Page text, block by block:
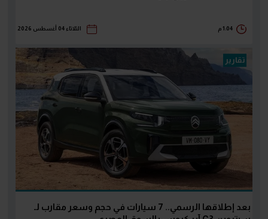
1:04 م الثلاثاء 04 أغسطس 2026
تقارير
بعد إطلاقها الرسمي.. 7 سيارات في حجم وسعر مقارب لـ